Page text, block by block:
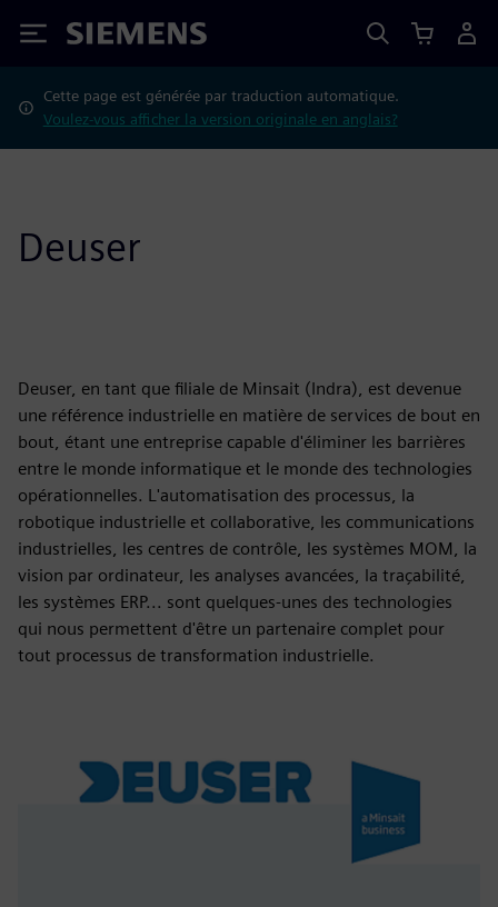
Siemens
Cette page est générée par traduction automatique.
Voulez-vous afficher la version originale en anglais?
Deuser
Deuser, en tant que filiale de Minsait (Indra), est devenue
une référence industrielle en matière de services de bout en
bout, étant une entreprise capable d'éliminer les barrières
entre le monde informatique et le monde des technologies
opérationnelles. L'automatisation des processus, la
robotique industrielle et collaborative, les communications
industrielles, les centres de contrôle, les systèmes MOM, la
vision par ordinateur, les analyses avancées, la traçabilité,
les systèmes ERP... sont quelques-unes des technologies
qui nous permettent d'être un partenaire complet pour
tout processus de transformation industrielle.